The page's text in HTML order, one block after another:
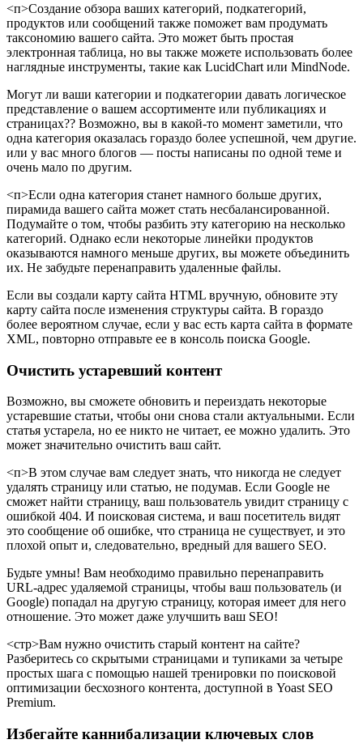
<п>Создание обзора ваших категорий, подкатегорий,
продуктов или сообщений также поможет вам продумать
таксономию вашего сайта. Это может быть простая
электронная таблица, но вы также можете использовать более
наглядные инструменты, такие как LucidChart или MindNode.
Могут ли ваши категории и подкатегории давать логическое
представление о вашем ассортименте или публикациях и
страницах?? Возможно, вы в какой-то момент заметили, что
одна категория оказалась гораздо более успешной, чем другие.
или у вас много блогов — посты написаны по одной теме и
очень мало по другим.
<п>Если одна категория станет намного больше других,
пирамида вашего сайта может стать несбалансированной.
Подумайте о том, чтобы разбить эту категорию на несколько
категорий. Однако если некоторые линейки продуктов
оказываются намного меньше других, вы можете объединить
их. Не забудьте перенаправить удаленные файлы.
Если вы создали карту сайта HTML вручную, обновите эту
карту сайта после изменения структуры сайта. В гораздо
более вероятном случае, если у вас есть карта сайта в формате
XML, повторно отправьте ее в консоль поиска Google.
Очистить устаревший контент
Возможно, вы сможете обновить и переиздать некоторые
устаревшие статьи, чтобы они снова стали актуальными. Если
статья устарела, но ее никто не читает, ее можно удалить. Это
может значительно очистить ваш сайт.
<п>В этом случае вам следует знать, что никогда не следует
удалять страницу или статью, не подумав. Если Google не
сможет найти страницу, ваш пользователь увидит страницу с
ошибкой 404. И поисковая система, и ваш посетитель видят
это сообщение об ошибке, что страница не существует, и это
плохой опыт и, следовательно, вредный для вашего SEO.
Будьте умны! Вам необходимо правильно перенаправить
URL-адрес удаляемой страницы, чтобы ваш пользователь (и
Google) попадал на другую страницу, которая имеет для него
отношение. Это может даже улучшить ваш SEO!
<стр>Вам нужно очистить старый контент на сайте?
Разберитесь со скрытыми страницами и тупиками за четыре
простых шага с помощью нашей тренировки по поисковой
оптимизации бесхозного контента, доступной в Yoast SEO
Premium.
Избегайте каннибализации ключевых слов